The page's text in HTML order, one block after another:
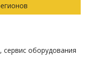
оборудования